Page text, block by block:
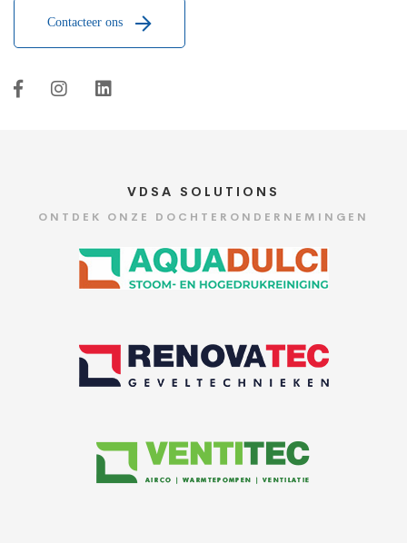
Contacteer ons
VDSA SOLUTIONS
ONTDEK ONZE DOCHTERONDERNEMINGEN